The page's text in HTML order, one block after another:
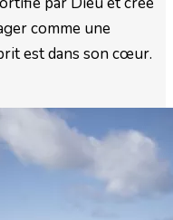
comme une
est dans son cœur.